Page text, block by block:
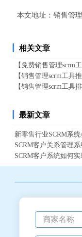
本文地址： 销售管
相关文章
【免费销售管理scrm
【销售管理scrm工具
【销售管理scrm工具
最新文章
新零售行业SCRM系
SCRM客户关系管理
SCRM客户系统如何